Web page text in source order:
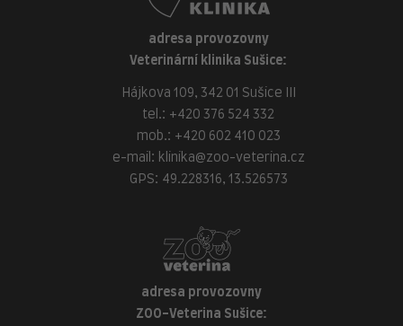
adresa provozovny
Veterinární klinika Sušice:
Hájkova 109, 342 01 Sušice III
tel.: +420 376 524 332
mob.: +420 602 410 023
e-mail: klinika@zoo-veterina.cz
GPS: 49.228316, 13.526573
adresa provozovny
ZOO-Veterina Sušice: